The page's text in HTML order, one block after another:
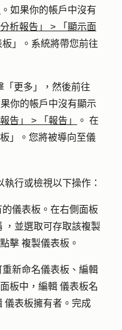
。如果你的帳戶中沒有
分析報告」 >
「顯示面
板 」。系統將帶您前往
「更多」
，然後前往
果你的帳戶中沒有顯示
告」 > 「報告」
。 在
」。您將被導向至儀
行或檢視以下操作：
儀表板。在右側面板
，並選取可存取該複製
擊 複製儀表板 。
新命名儀表板、編輯
板中，編輯 儀表板名
儀表板擁有者 。完成